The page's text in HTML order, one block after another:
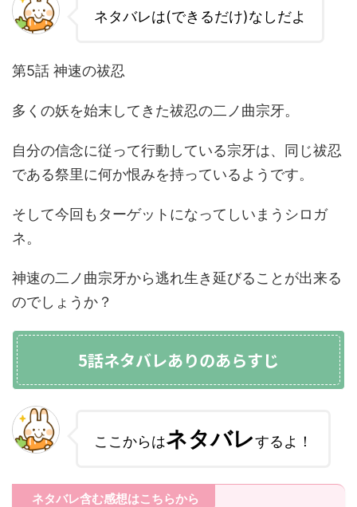
ネタバレは(できるだけ)なしだよ
第5話 神速の祓忍
多くの妖を始末してきた祓忍の二ノ曲宗牙。
自分の信念に従って行動している宗牙は、同じ祓忍
である祭里に何か恨みを持っているようです。
そして今回もターゲットになってしいまうシロガ
ネ。
神速の二ノ曲宗牙から逃れ生き延びることが出来る
のでしょうか？
5話ネタバレありのあらすじ
ここからはネタバレするよ！
ネタバレ含む感想はこちらから